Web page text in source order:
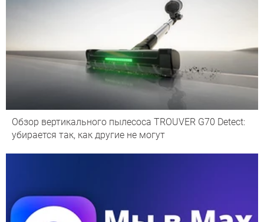
Обзор вертикального пылесоса TROUVER G70 Detect:
убирается так, как другие не могут